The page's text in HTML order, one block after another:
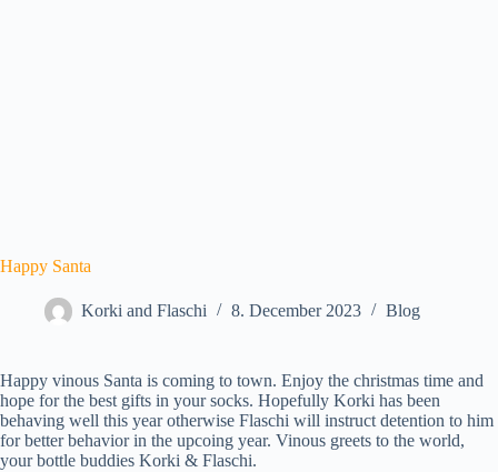
Happy Santa
Korki and Flaschi 8. December 2023 Blog
Happy vinous Santa is coming to town. Enjoy the christmas time and
hope for the best gifts in your socks. Hopefully Korki has been
behaving well this year otherwise Flaschi will instruct detention to him
for better behavior in the upcoing year. Vinous greets to the world,
your bottle buddies Korki & Flaschi.